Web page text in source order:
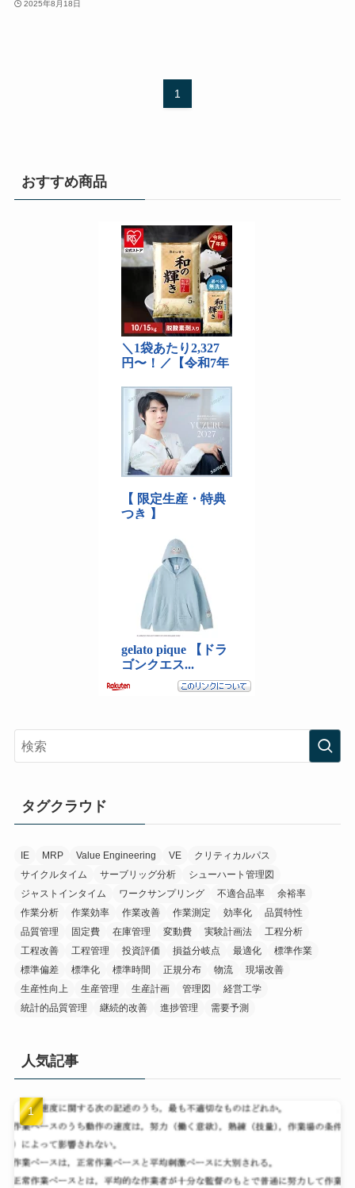
2025年8月18日
1
おすすめ商品
タグクラウド
IE MRP Value Engineering VE
クリティカルパス
サイクルタイム
サーブリッグ分析
シューハート管理図
ジャストインタイム
ワークサンプリング 不適合品率
余裕率
作業分析
作業効率 作業改善 作業測定 効率化
品質特性
品質管理
固定費 在庫管理 変動費 実験計画法
工程分析
工程改善
工程管理 投資評価 損益分岐点 最適化
標準作業
標準偏差
標準化 標準時間 正規分布 物流
現場改善
生産性向上
生産管理 生産計画 管理図
経営工学
統計的品質管理
継続的改善 進捗管理 需要予測
人気記事